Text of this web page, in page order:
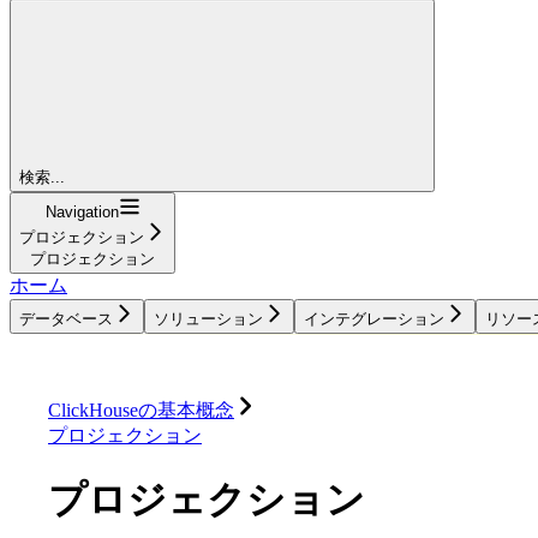
検索...
Navigation
プロジェクション
プロジェクション
ホーム
データベース ソリューション インテグレーション リソー
ClickHouseの基本概念
プロジェクション
プロジェクション